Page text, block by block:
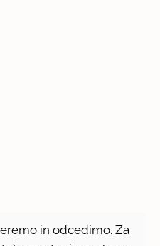
in odcedimo. Za